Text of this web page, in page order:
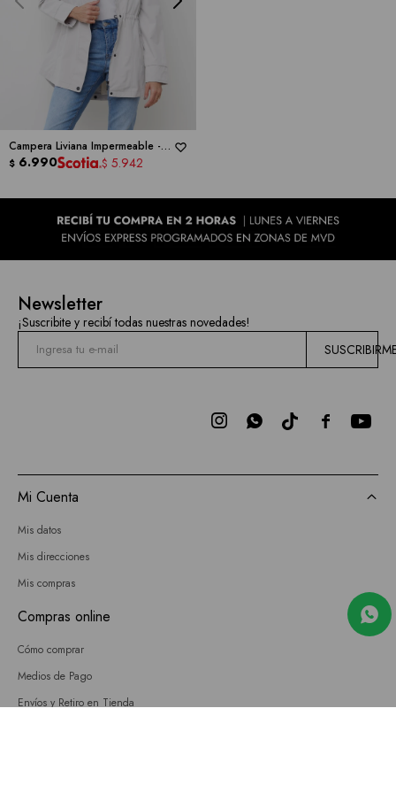
Campera Liviana Impermeable -
GALLERY
$ 6.990 $ 5.942
Newsletter
¡Suscribite y recibí todas nuestras novedades!

 
Mi Cuenta
Mis datos
Mis direcciones
Mis compras
Compras online
Cómo comprar
Medios de Pago
Envíos y Retiro en Tienda